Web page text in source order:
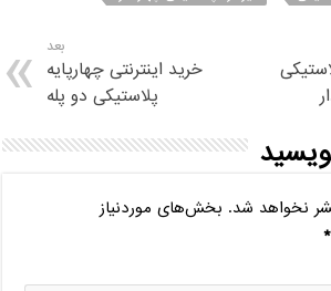
بعد
خرید اینترنتی چهارپایه
پلاستیکی دو پله
نخواهد شد. بخش‌های موردنیاز
*